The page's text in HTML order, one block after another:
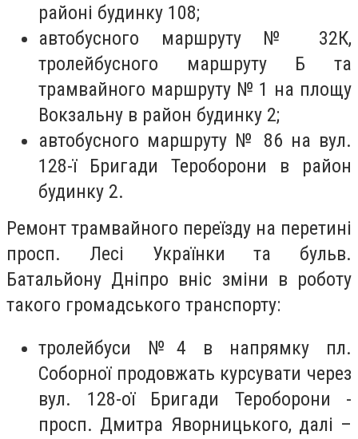
районі будинку 108;
автобусного маршруту № 32К,
тролейбусного маршруту Б та
трамвайного маршруту № 1 на площу
Вокзальну в район будинку 2;
автобусного маршруту № 86 на вул.
128-ї Бригади Тероборони в район
будинку 2.
Ремонт трамвайного переїзду на перетині
просп. Лесі Українки та бульв.
Батальйону Дніпро вніс зміни в роботу
такого громадського транспорту:
тролейбуси №4 в напрямку пл.
Соборної продовжать курсувати через
вул. 128-ої Бригади Тероборони -
просп. Дмитра Яворницького, далі –